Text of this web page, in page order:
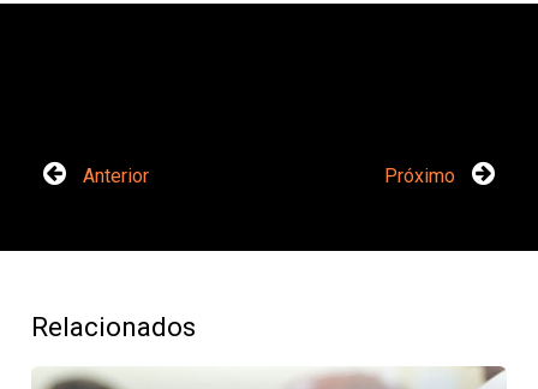
Anterior Próximo
Relacionados